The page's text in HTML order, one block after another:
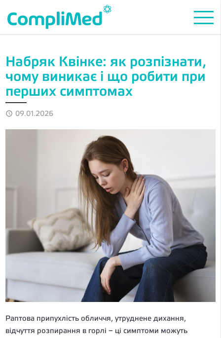
Набряк Квінке: як розпізнати,
чому виникає і що робити при
перших симптомах
09.01.2026
Раптова припухлість обличчя, утруднене дихання,
відчуття розпирання в горлі – ці симптоми можуть